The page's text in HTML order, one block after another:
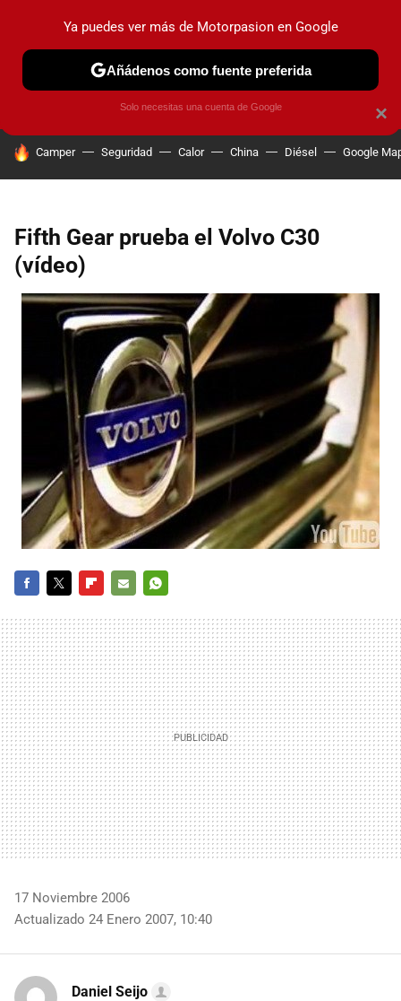
PRUEBAS COCHES ELÉCTRICOS OBSERVATORIO
HOY SE HABLA DE
Camper Seguridad Calor China Diésel Google
Fifth Gear prueba el Volvo C30
(vídeo)
MAIL
17 Noviembre 2006
Actualizado 24 Enero 2007, 10:40
Daniel Seijo
×
Ya puedes ver más de Motorpasion en Google
Añádenos como fuente preferida
Solo necesitas una cuenta de Google